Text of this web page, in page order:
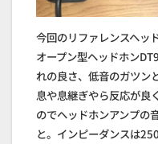
今回のリファレンスヘ
オープン型ヘッドホン
れの良さ、低音のガツン
息や息継ぎやら反応が良
のでヘッドホンアンプの
と。インピーダンスは